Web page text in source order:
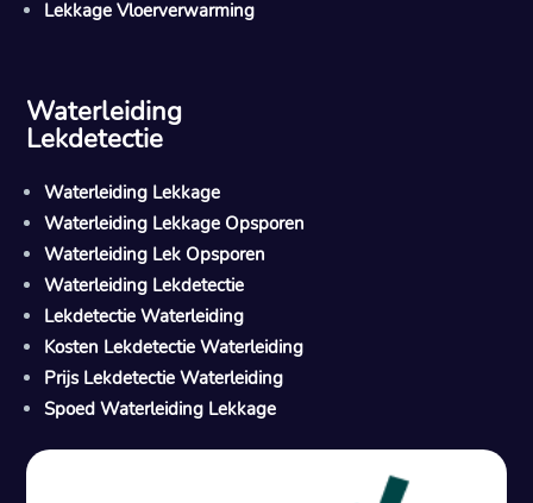
Lekkage Vloerverwarming
Waterleiding
Lekdetectie
Waterleiding Lekkage
Waterleiding Lekkage Opsporen
Waterleiding Lek Opsporen
Waterleiding Lekdetectie
Lekdetectie Waterleiding
Kosten Lekdetectie Waterleiding
Prijs Lekdetectie Waterleiding
Spoed Waterleiding Lekkage